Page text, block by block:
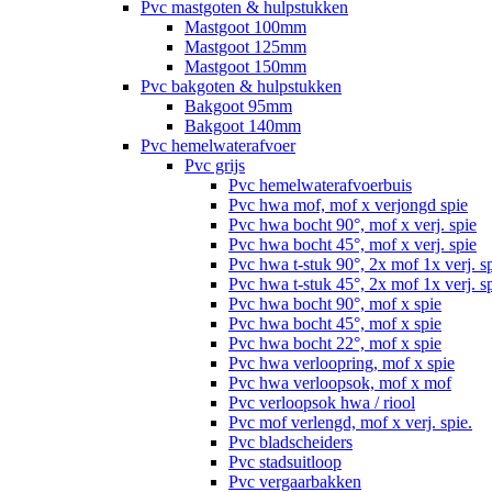
Pvc mastgoten & hulpstukken
Mastgoot 100mm
Mastgoot 125mm
Mastgoot 150mm
Pvc bakgoten & hulpstukken
Bakgoot 95mm
Bakgoot 140mm
Pvc hemelwaterafvoer
Pvc grijs
Pvc hemelwaterafvoerbuis
Pvc hwa mof, mof x verjongd spie
Pvc hwa bocht 90°, mof x verj. spie
Pvc hwa bocht 45°, mof x verj. spie
Pvc hwa t-stuk 90°, 2x mof 1x verj.
Pvc hwa t-stuk 45°, 2x mof 1x verj.
Pvc hwa bocht 90°, mof x spie
Pvc hwa bocht 45°, mof x spie
Pvc hwa bocht 22°, mof x spie
Pvc hwa verloopring, mof x spie
Pvc hwa verloopsok, mof x mof
Pvc verloopsok hwa / riool
Pvc mof verlengd, mof x verj. spie.
Pvc bladscheiders
Pvc stadsuitloop
Pvc vergaarbakken